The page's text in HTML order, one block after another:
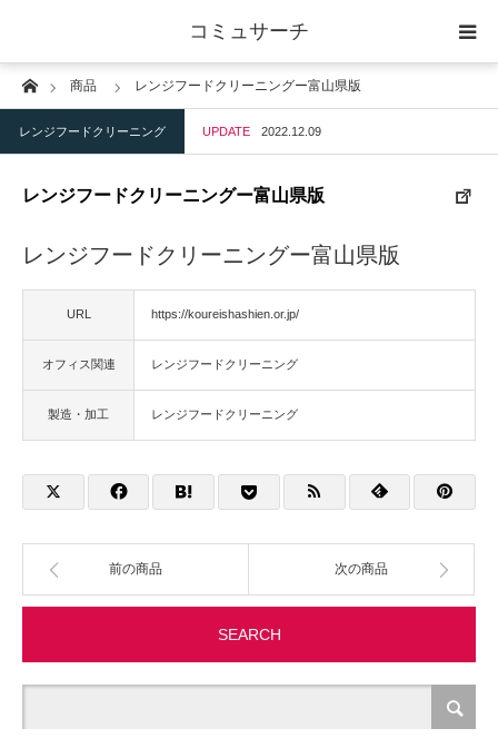
コミュサーチ
Home商品 レンジフードクリーニングー富山県版
レンジフードクリーニング UPDATE 2022.12.09
レンジフードクリーニングー富山県版
レンジフードクリーニングー富山県版
URL https://koureishashien.or.jp/
オフィス関連 レンジフードクリーニング
製造・加工 レンジフードクリーニング
前の商品 次の商品
SEARCH
ホーム
士業
店舗・建築
物流・運送
事務